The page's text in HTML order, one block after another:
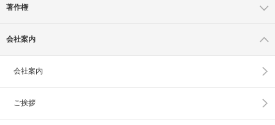
著作権
会社案内
会社案内
ご挨拶